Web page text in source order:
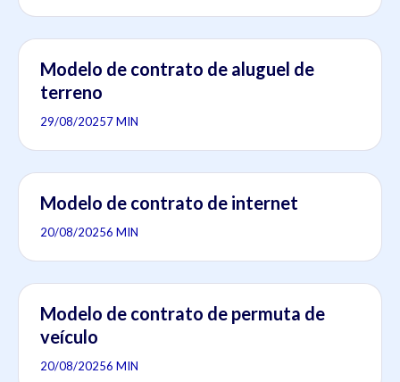
Modelo de contrato de aluguel de
terreno
29/08/20257 MIN
Modelo de contrato de internet
20/08/20256 MIN
Modelo de contrato de permuta de
veículo
20/08/20256 MIN